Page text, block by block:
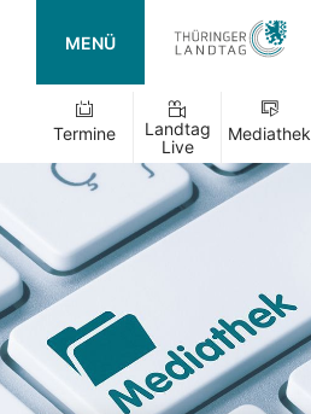
MENÜ
Termine
Landtag
Live
Mediathek